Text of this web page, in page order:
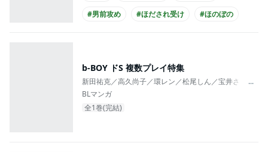
#男前攻め
#ほだされ受け
#ほのぼの
b-BOY ドS 複数プレイ特集
新田祐克／高久尚子／環レン／松尾しん／宝井さき／小
...
BLマンガ
全1巻(完結)